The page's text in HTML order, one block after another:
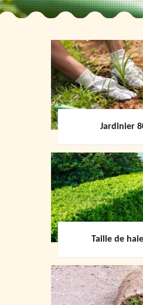
Jardinier
Taille de